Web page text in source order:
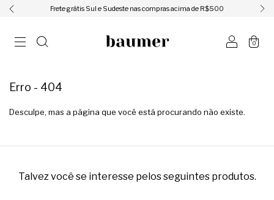
ㅤㅤㅤㅤFrete grátis Sul e Sudeste nas compras acima de R$500ㅤㅤㅤㅤ
0
Erro - 404
Desculpe, mas a página que você está procurando não existe.
Talvez você se interesse pelos seguintes produtos.